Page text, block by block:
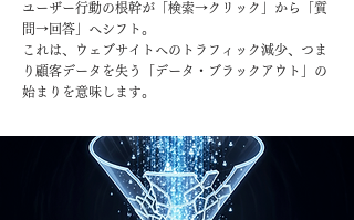
ユーザー行動の根幹が「検索→クリック」から「質
問→回答」へシフト。
これは、ウェブサイトへのトラフィック減少、つま
り顧客データを失う「データ・ブラックアウト」の
始まりを意味します。